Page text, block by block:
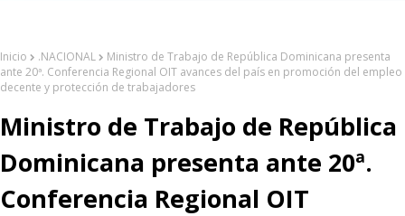
Inicio .NACIONAL
Ministro de Trabajo de República Dominicana presenta
ante 20ª. Conferencia Regional OIT avances del país en promoción del empleo
decente y protección de trabajadores
Ministro de Trabajo de República
Dominicana presenta ante 20ª.
Conferencia Regional OIT